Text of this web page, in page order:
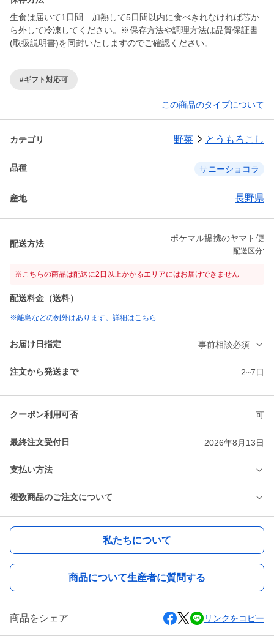
生食は届いて1日間 加熱して5日間以内に食べきれなければ芯か
ら外して冷凍してください。※保存方法や調理方法は品質保証書
(取扱説明書)を同封いたしますのでご確認ください。
#ギフト対応可
この商品のタイプについて
カテゴリ 野菜 とうもろこし
品種 サニーショコラ
産地 長野県
配送方法
ポケマル提携のヤマト便
配送区分:
※こちらの商品は配送に2日以上かかるエリアにはお届けできません
配送料金（送料）
※離島などの例外はあります。詳細はこちら
お届け日指定 事前相談必須
注文から発送まで 2~7日
クーポン利用可否 可
最終注文受付日 2026年8月13日
支払い方法
複数商品のご注文について
私たちについて
商品について生産者に質問する
商品をシェア リンクをコピー